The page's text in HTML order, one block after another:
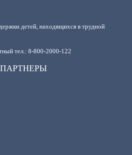
детей, находящихся в трудной
тел.: 8-800-2000-122
ПАРТНЕРЫ